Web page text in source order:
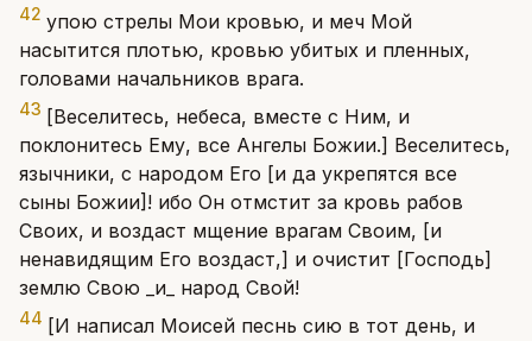
42 упою стрелы Мои кровью, и меч Мой
насытится плотью, кровью убитых и пленных,
головами начальников врага.
43 [Веселитесь, небеса, вместе с Ним, и
поклонитесь Ему, все Ангелы Божии.] Веселитесь,
язычники, с народом Его [и да укрепятся все
сыны Божии]! ибо Он отмстит за кровь рабов
Своих, и воздаст мщение врагам Своим, [и
ненавидящим Его воздаст,] и очистит [Господь]
землю Свою _и_ народ Свой!
44 [И написал Моисей песнь сию в тот день, и